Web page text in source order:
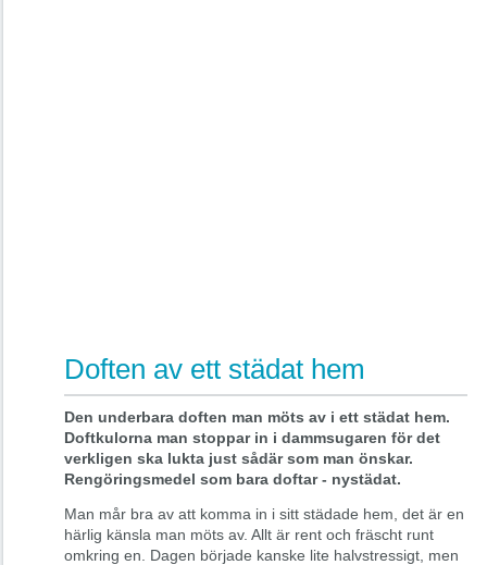
Doften av ett städat hem
Den underbara doften man möts av i ett städat hem.
Doftkulorna man stoppar in i dammsugaren för det
verkligen ska lukta just sådär som man önskar.
Rengöringsmedel som bara doftar - nystädat.
Man mår bra av att komma in i sitt städade hem, det är en
härlig känsla man möts av. Allt är rent och fräscht runt
omkring en. Dagen började kanske lite halvstressigt, men